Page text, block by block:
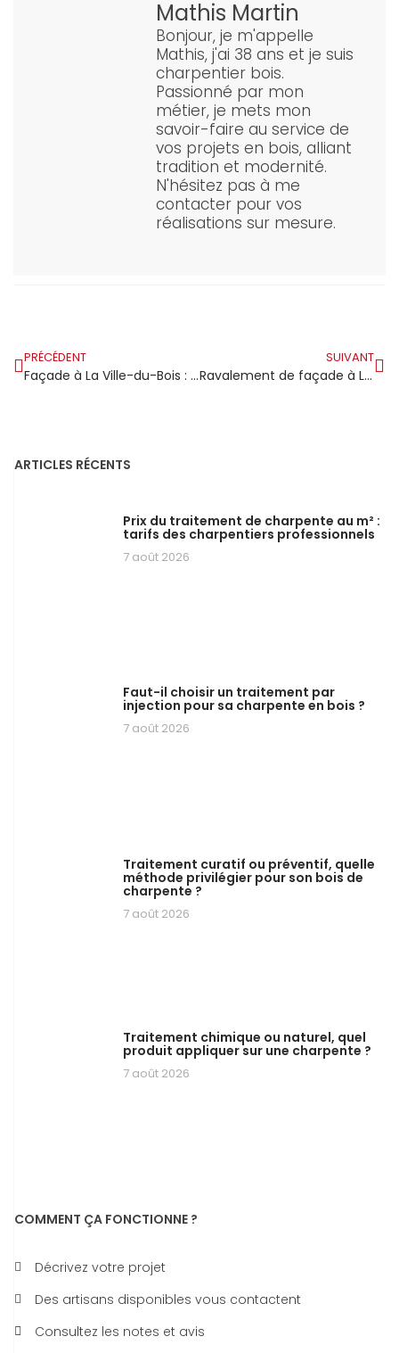
Mathis Martin
Bonjour, je m'appelle
Mathis, j'ai 38 ans et je suis
charpentier bois.
Passionné par mon
métier, je mets mon
savoir-faire au service de
vos projets en bois, alliant
tradition et modernité.
N'hésitez pas à me
contacter pour vos
réalisations sur mesure.
PRÉCÉDENT
Façade à La Ville-du-Bois : ravalement soigné dans un cadre pavillonnaire qui valorise chaque détail
SUIVANT
Ravalement de façade à Linas : comment remettre à neuf sa maison sans dénaturer son cachet local
ARTICLES RÉCENTS
Prix du traitement de charpente au m² :
tarifs des charpentiers professionnels
7 août 2026
Faut-il choisir un traitement par
injection pour sa charpente en bois ?
7 août 2026
Traitement curatif ou préventif, quelle
méthode privilégier pour son bois de
charpente ?
7 août 2026
Traitement chimique ou naturel, quel
produit appliquer sur une charpente ?
7 août 2026
COMMENT ÇA FONCTIONNE ?
Décrivez votre projet
Des artisans disponibles vous contactent
Consultez les notes et avis